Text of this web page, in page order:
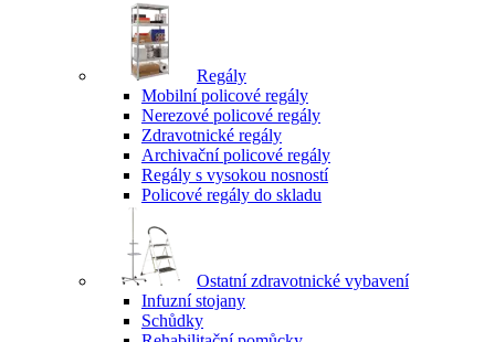
Regály
Mobilní policové regály
Nerezové policové regály
Zdravotnické regály
Archivační policové regály
Regály s vysokou nosností
Policové regály do skladu
Ostatní zdravotnické vybavení
Infuzní stojany
Schůdky